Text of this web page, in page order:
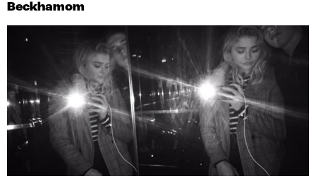
Beckhamom